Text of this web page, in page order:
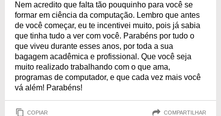
Nem acredito que falta tão pouquinho para você se
formar em ciência da computação. Lembro que antes
de você começar, eu te incentivei muito, pois já sabia
que tinha tudo a ver com você. Parabéns por tudo o
que viveu durante esses anos, por toda a sua
bagagem acadêmica e profissional. Que você seja
muito realizado trabalhando com o que ama,
programas de computador, e que cada vez mais você
vá além! Parabéns!
COPIAR COMPARTILHAR